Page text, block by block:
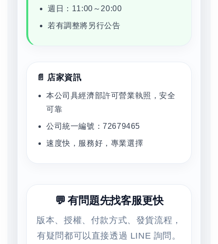
週日：11:00～20:00
若有調整將另行公告
📄 店家資訊
本公司具經濟部許可營業執照，安全
可靠
公司統一編號：72679465
速度快，服務好，專業選擇
💬 有問題先找客服更快
版本、授權、付款方式、發貨流程，
有疑問都可以直接透過 LINE 詢問。